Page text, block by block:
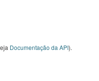
Documentação da API).